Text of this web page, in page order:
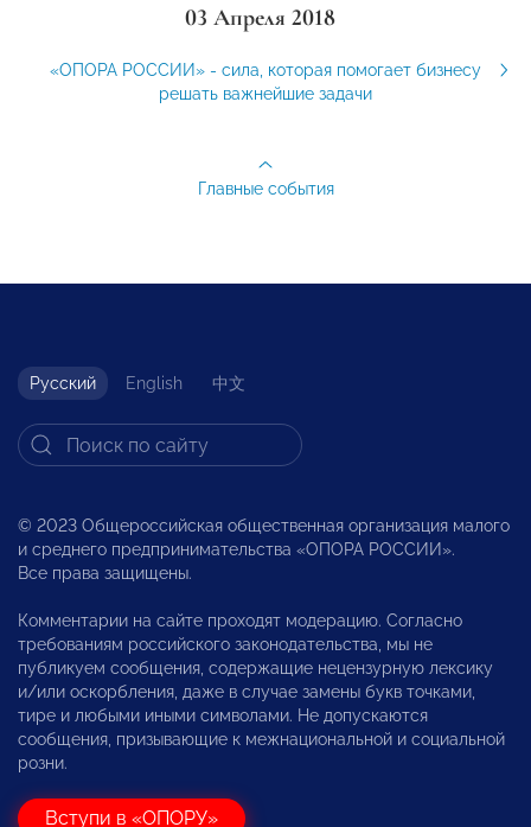
03 Апреля 2018
«ОПОРА РОССИИ» - сила, которая помогает бизнесу
решать важнейшие задачи
Главные события
Русский English 中文
© 2023 Общероссийская общественная организация малого
и среднего предпринимательства «ОПОРА РОССИИ».
Все права защищены.
Комментарии на сайте проходят модерацию. Согласно
требованиям российского законодательства, мы не
публикуем сообщения, содержащие нецензурную лексику
и/или оскорбления, даже в случае замены букв точками,
тире и любыми иными символами. Не допускаются
сообщения, призывающие к межнациональной и социальной
розни.
Вступи в «ОПОРУ»